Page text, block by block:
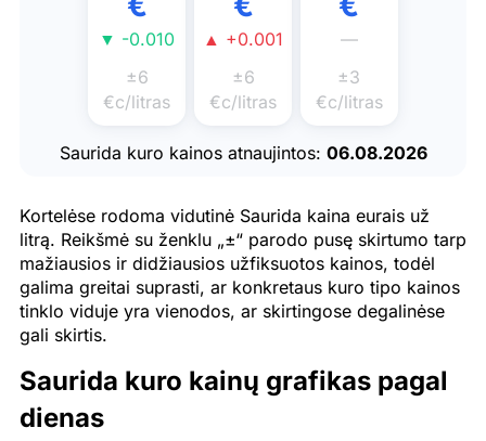
▼ -0.010
±6
€c/litras
▲ +0.001
±6
€c/litras
—
±3
€c/litras
Saurida kuro kainos atnaujintos: 06.08.2026
Kortelėse rodoma vidutinė Saurida kaina eurais už
litrą. Reikšmė su ženklu „±“ parodo pusę skirtumo tarp
mažiausios ir didžiausios užfiksuotos kainos, todėl
galima greitai suprasti, ar konkretaus kuro tipo kainos
tinklo viduje yra vienodos, ar skirtingose degalinėse
gali skirtis.
Saurida kuro kainų grafikas pagal
dienas